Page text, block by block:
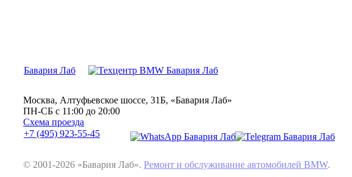
Бавария Лаб
Москва, Алтуфьевское шоссе, 31Б, «Бавария Лаб»
ПН-СБ с 11:00 до 20:00
Схема проезда
+7 (495) 923-55-45
© 2001-2026 «Бавария Лаб». Ремонт и обслуживание автомобилей BMW.